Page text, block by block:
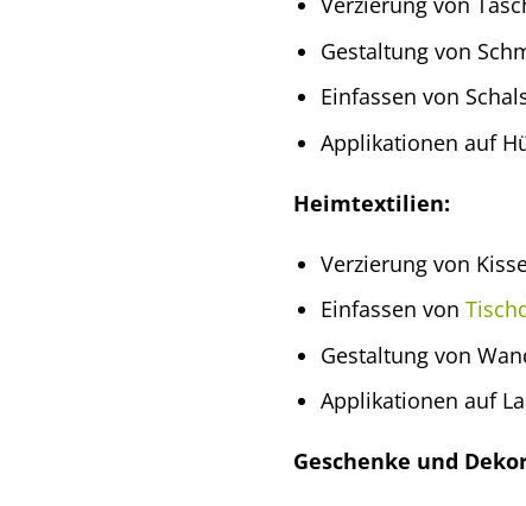
Gestaltung von
Einfassen von
Applikationen auf
Heimtextilien:
Verzierung von
Einfassen von
Gestaltung von
Applikationen auf
Geschenke und